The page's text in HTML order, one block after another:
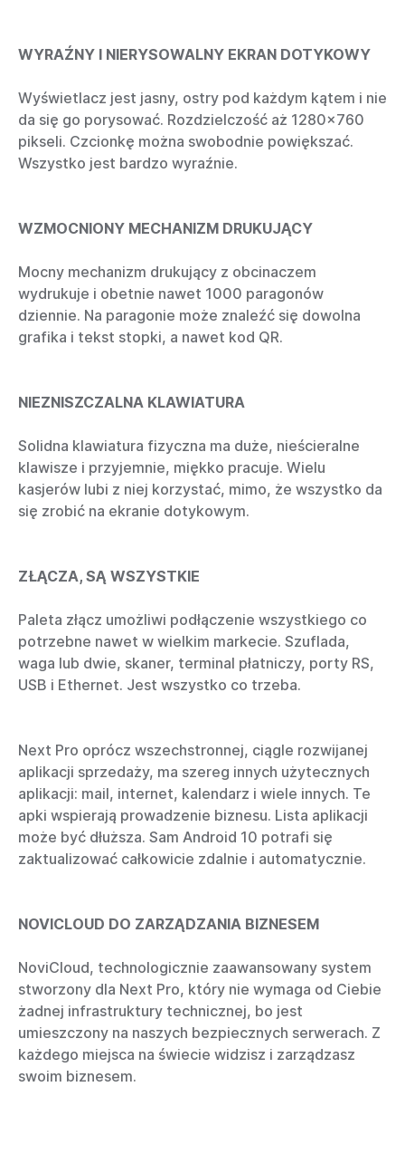
WYRAŹNY I NIERYSOWALNY EKRAN DOTYKOWY
Wyświetlacz jest jasny, ostry pod każdym kątem i nie
da się go porysować. Rozdzielczość aż 1280x760
pikseli. Czcionkę można swobodnie powiększać.
Wszystko jest bardzo wyraźnie.
WZMOCNIONY MECHANIZM DRUKUJĄCY
Mocny mechanizm drukujący z obcinaczem
wydrukuje i obetnie nawet 1000 paragonów
dziennie. Na paragonie może znaleźć się dowolna
grafika i tekst stopki, a nawet kod QR.
NIEZNISZCZALNA KLAWIATURA
Solidna klawiatura fizyczna ma duże, nieścieralne
klawisze i przyjemnie, miękko pracuje. Wielu
kasjerów lubi z niej korzystać, mimo, że wszystko da
się zrobić na ekranie dotykowym.
ZŁĄCZA, SĄ WSZYSTKIE
Paleta złącz umożliwi podłączenie wszystkiego co
potrzebne nawet w wielkim markecie. Szuflada,
waga lub dwie, skaner, terminal płatniczy, porty RS,
USB i Ethernet. Jest wszystko co trzeba.
Next Pro oprócz wszechstronnej, ciągle rozwijanej
aplikacji sprzedaży, ma szereg innych użytecznych
aplikacji: mail, internet, kalendarz i wiele innych. Te
apki wspierają prowadzenie biznesu. Lista aplikacji
może być dłuższa. Sam Android 10 potrafi się
zaktualizować całkowicie zdalnie i automatycznie.
NOVICLOUD DO ZARZĄDZANIA BIZNESEM
NoviCloud, technologicznie zaawansowany system
stworzony dla Next Pro, który nie wymaga od Ciebie
żadnej infrastruktury technicznej, bo jest
umieszczony na naszych bezpiecznych serwerach. Z
każdego miejsca na świecie widzisz i zarządzasz
swoim biznesem.